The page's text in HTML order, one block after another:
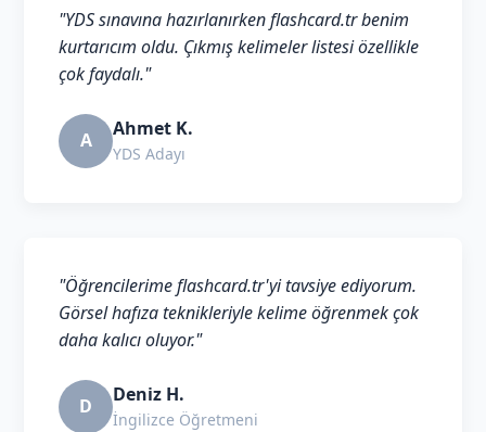
"YDS sınavına hazırlanırken flashcard.tr benim
kurtarıcım oldu. Çıkmış kelimeler listesi özellikle
çok faydalı."
A Ahmet K.
YDS Adayı
"Öğrencilerime flashcard.tr'yi tavsiye ediyorum.
Görsel hafıza teknikleriyle kelime öğrenmek çok
daha kalıcı oluyor."
D Deniz H.
İngilizce Öğretmeni